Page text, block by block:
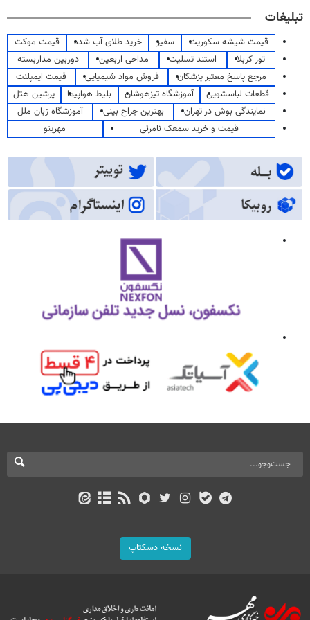
تبلیغات
قیمت شیشه سکوریت سفیر خرید طلای آب شده
قیمت موکت
تور کربلا
استند تسلیت مداحی اربعین
دوربین مداربسته
مرجع پاسخ معتبر پزشکان
فروش مواد شیمیایی
قیمت ایمپلنت
قطعات لباسشویی
آموزشگاه تیزهوشان بلیط هواپیما
پرشین هتل
نمایندگی بوش در تهران
بهترین جراح بینی
آموزشگاه زبان ملل
قیمت و خرید سمعک نامرئی
مهرینو
نسخه دسکتاپ